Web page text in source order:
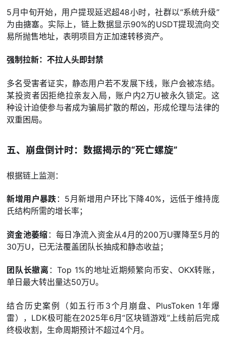
5月中旬开始，用户提现延迟超48小时，社群以“系统升级”
为由搪塞。实际上，链上数据显示90%的USDT提现流向交
易所抛售地址，表明项目方正加速转移资产。
强制拉新：不拉人头即封禁
多名受害者证实，静态用户若不发展下线，账户会被冻结。
某投资者因拒绝拉亲友入局，账户内2万U被永久锁定。这
种设计迫使参与者成为骗局扩散的帮凶，形成伦理与法律的
双重困局。
五、崩盘倒计时：数据揭示的“死亡螺旋”
根据链上监测：
新增用户暴跌 ：5月新增用户环比下降40%，远低于维持庞
氏结构所需的增长率；
资金池萎缩 ：每日净流入资金从4月的200万U骤降至5月的
30万U，已无法覆盖团队长抽成和静态收益；
团队长撤离 ：Top 1%的地址近期频繁向币安、OKX转账，
单日最大转出量达50万U。
结合历史案例（如五行币3个月崩盘、PlusToken 1年爆
雷），LDK极可能在2025年6月“区块链游戏”上线前后完成
终极收割，生命周期预计不超过4个月。